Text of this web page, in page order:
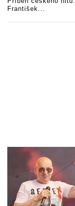
František...